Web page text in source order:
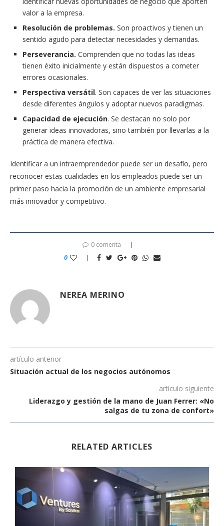
valor a la empresa.
Resolución de problemas. Son proactivos y tienen un
sentido agudo para detectar necesidades y demandas.
Perseverancia. Comprenden que no todas las ideas
tienen éxito inicialmente y están dispuestos a cometer
errores ocasionales.
Perspectiva versátil. Son capaces de ver las situaciones
desde diferentes ángulos y adoptar nuevos paradigmas.
Capacidad de ejecución. Se destacan no solo por
generar ideas innovadoras, sino también por llevarlas a la
práctica de manera efectiva.
Identificar a un intraemprendedor puede ser un desafío, pero
reconocer estas cualidades en los empleados puede ser un
primer paso hacia la promoción de un ambiente empresarial
más innovador y competitivo.
0 comenta
0
NEREA MERINO
artículo anterior
Situación actual de los negocios autónomos
artículo siguiente
Liderazgo y gestión de la mano de Juan Ferrer: «No
salgas de tu zona de confort»
RELATED ARTICLES